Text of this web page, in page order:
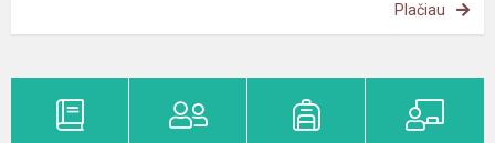
Plačiau